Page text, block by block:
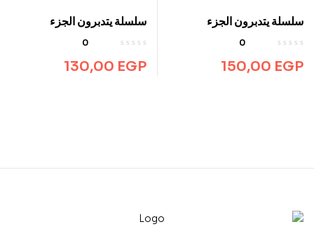
سلسلة يتدبرون الجزء
الثاني:الزوجين الاثنين
0
150,00 EGP
سلسلة يتدبرون الجزء
الرابع:النفس والقلب
0
130,00 EGP